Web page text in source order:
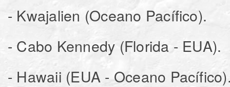
- Kwajalien (Oceano Pacífico).
- Cabo Kennedy (Florida - EUA).
- Hawaii (EUA - Oceano